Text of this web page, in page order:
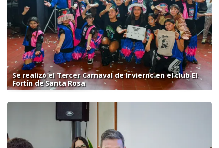
Se realizó el Tercer Carnaval de Invierno en el club El
Fortín de Santa Rosa